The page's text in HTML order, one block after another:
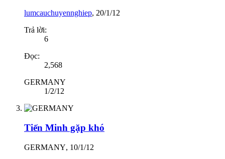
lumcauchuyennghiep, 20/1/12
Trả lời:
6
Đọc:
2,568
GERMANY
1/2/12
Tiến Minh gặp khó
GERMANY, 10/1/12